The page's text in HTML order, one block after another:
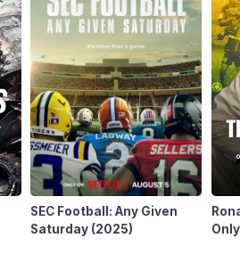
SEC Football: Any Given
Saturday (2025)